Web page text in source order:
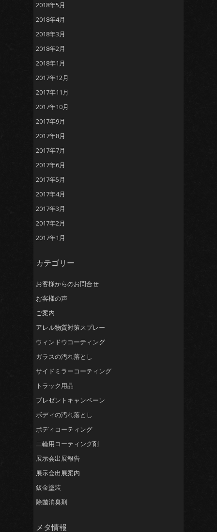
2018年5月
2018年4月
2018年3月
2018年2月
2018年1月
2017年12月
2017年11月
2017年10月
2017年9月
2017年8月
2017年7月
2017年6月
2017年5月
2017年4月
2017年3月
2017年2月
2017年1月
カテゴリー
お客様からのお問合せ
お客様の声
ご案内
アレル物質対策スプレー
ウィンドウコーティング
ガラスの汚れ落とし
サイドミラーコーティング
トラック用品
プレゼントキャンペーン
ボディの汚れ落とし
ボディコーティング
二輪用コーティング剤
展示会出展報告
展示会出展案内
鈑金塗装
除菌消臭剤
メタ情報